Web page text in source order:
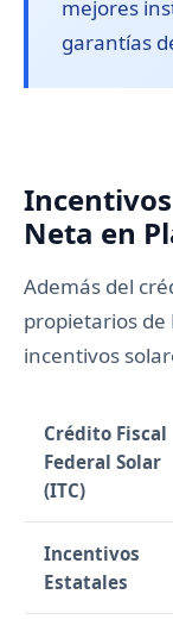
mejores
garantías
Neta en
Además del
propietarios de
incentivos
Crédito Fiscal
Federal Solar
(ITC)
Incentivos
Estatales